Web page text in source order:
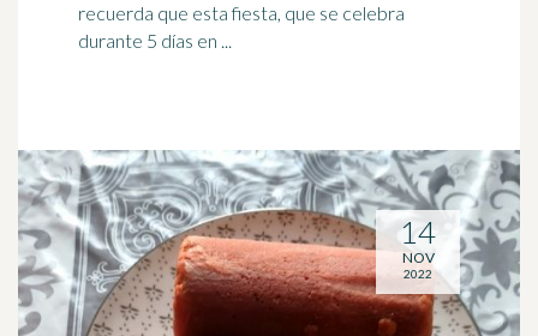
recuerda que esta fiesta, que se celebra
durante 5 días en ...
14
NOV
2022